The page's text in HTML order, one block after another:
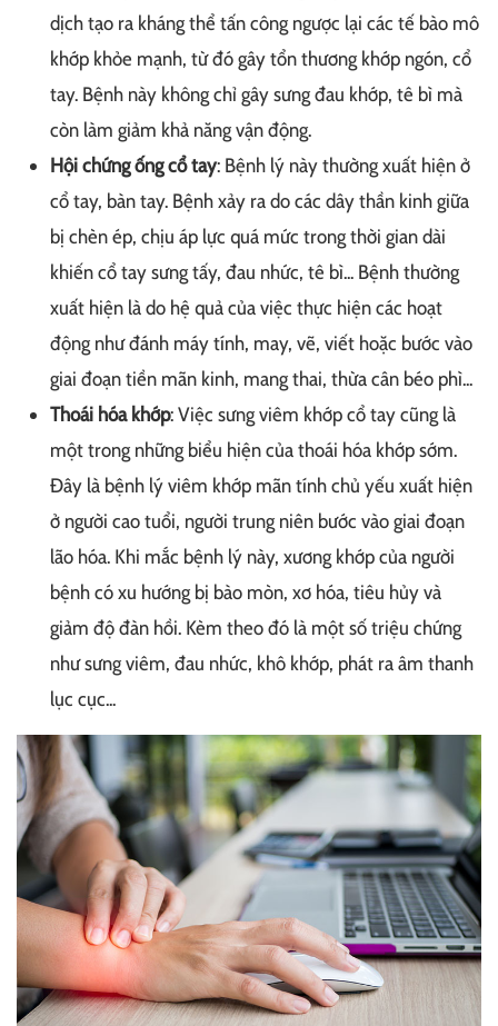
dịch tạo ra kháng thể tấn công ngược lại các tế bào mô
khớp khỏe mạnh, từ đó gây tổn thương khớp ngón, cổ
tay. Bệnh này không chỉ gây sưng đau khớp, tê bì mà
còn làm giảm khả năng vận động.
Hội chứng ống cổ tay: Bệnh lý này thường xuất hiện ở
cổ tay, bàn tay. Bệnh xảy ra do các dây thần kinh giữa
bị chèn ép, chịu áp lực quá mức trong thời gian dài
khiến cổ tay sưng tấy, đau nhức, tê bì... Bệnh thường
xuất hiện là do hệ quả của việc thực hiện các hoạt
động như đánh máy tính, may, vẽ, viết hoặc bước vào
giai đoạn tiền mãn kinh, mang thai, thừa cân béo phì...
Thoái hóa khớp: Việc sưng viêm khớp cổ tay cũng là
một trong những biểu hiện của thoái hóa khớp sớm.
Đây là bệnh lý viêm khớp mãn tính chủ yếu xuất hiện
ở người cao tuổi, người trung niên bước vào giai đoạn
lão hóa. Khi mắc bệnh lý này, xương khớp của người
bệnh có xu hướng bị bào mòn, xơ hóa, tiêu hủy và
giảm độ đàn hồi. Kèm theo đó là một số triệu chứng
như sưng viêm, đau nhức, khô khớp, phát ra âm thanh
lục cục...